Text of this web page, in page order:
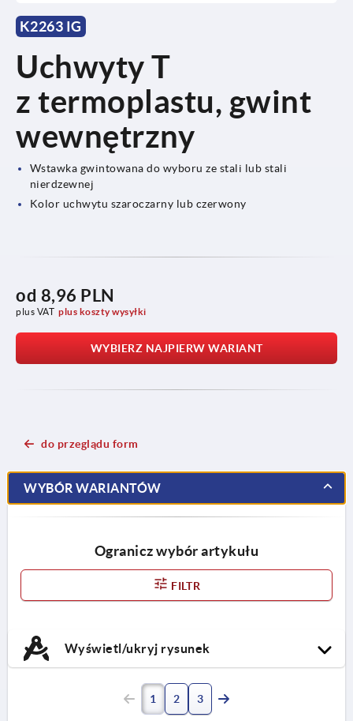
K2263 IG
Uchwyty T
z termoplastu, gwint
wewnętrzny
Wstawka gwintowana do wyboru ze stali lub stali
nierdzewnej
Kolor uchwytu szaroczarny lub czerwony
od 8,96 PLN
plus VAT plus koszty wysyłki
WYBIERZ NAJPIERW WARIANT
do przeglądu form
WYBÓR WARIANTÓW
Ogranicz wybór artykułu
FILTR
Wyświetl/ukryj rysunek
1 2 3